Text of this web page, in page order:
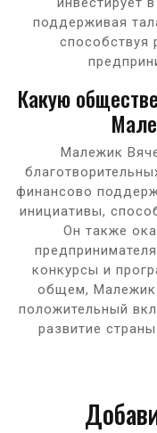
поддерживая
способствуя
Какую
Малежик
финансово
инициативы,
Он также
конкурсы и
общем, Малежик
положительный
развитие